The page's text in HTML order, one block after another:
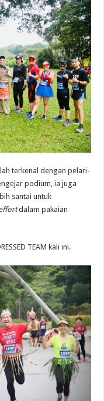
terkenal dengan pelari-
podium, ia juga
santai untuk
dalam pakaian
TEAM kali ini.